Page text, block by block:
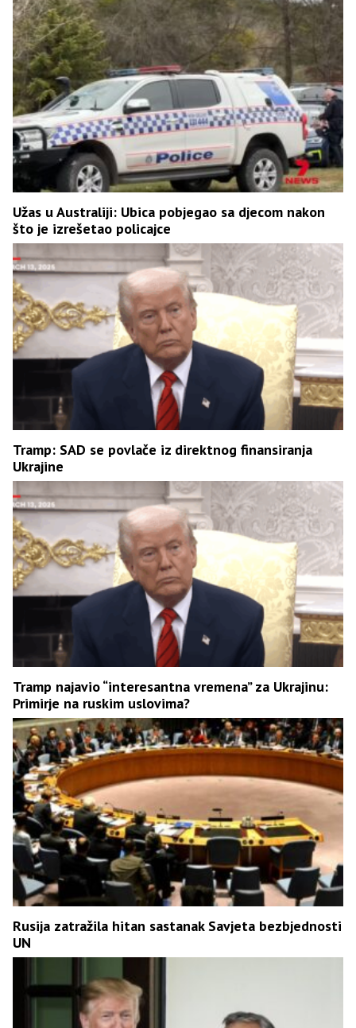
Užas u Australiji: Ubica pobjegao sa djecom nakon
što je izrešetao policajce
Tramp: SAD se povlače iz direktnog finansiranja
Ukrajine
Tramp najavio “interesantna vremena” za Ukrajinu:
Primirje na ruskim uslovima?
Rusija zatražila hitan sastanak Savjeta bezbjednosti
UN